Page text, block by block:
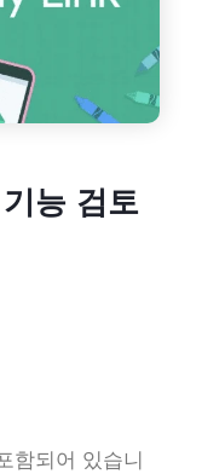
능 검토
함되어 있습니